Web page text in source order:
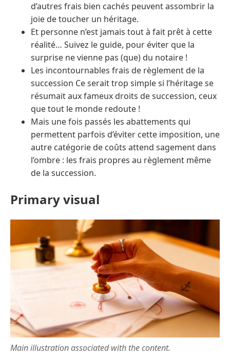
d’autres frais bien cachés peuvent assombrir la
joie de toucher un héritage.
Et personne n’est jamais tout à fait prêt à cette
réalité… Suivez le guide, pour éviter que la
surprise ne vienne pas (que) du notaire !
Les incontournables frais de règlement de la
succession Ce serait trop simple si l’héritage se
résumait aux fameux droits de succession, ceux
que tout le monde redoute !
Mais une fois passés les abattements qui
permettent parfois d’éviter cette imposition, une
autre catégorie de coûts attend sagement dans
l’ombre : les frais propres au règlement même
de la succession.
Primary visual
Main illustration associated with the content.